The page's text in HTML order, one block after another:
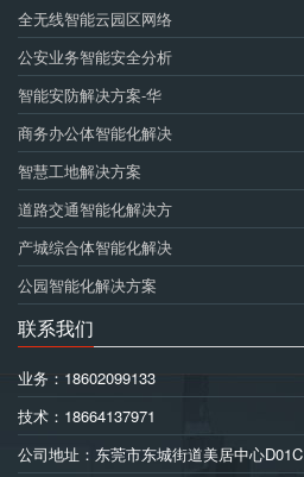
全无线智能云园区网络
公安业务智能安全分析
智能安防解决方案-华
商务办公体智能化解决
智慧工地解决方案
道路交通智能化解决方
产城综合体智能化解决
公园智能化解决方案
联系我们
业务：18602099133
技术：18664137971
公司地址：东莞市东城街道美居中心D01C